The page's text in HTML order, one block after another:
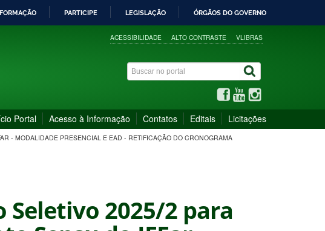
PARTICIPE LEGISLAÇÃO ÓRGÃOS DO GOVERNO
ACESSIBILIDADE ALTO CONTRASTE VLIBRAS
Portal Acesso à Informação Contatos Editais Licitações
- MODALIDADE PRESENCIAL E EAD - RETIFICAÇÃO DO CRONOGRAMA
Seletivo 2025/2 para